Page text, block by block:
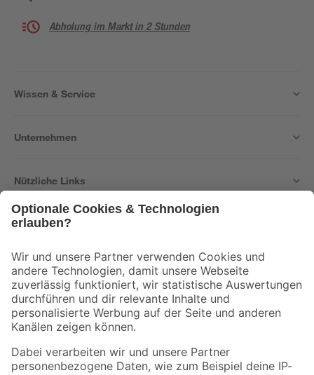
Abholung im Markt in 2 Stunden
Wissen & Service
Unternehmen
Nützliche Links
Der toom Newsletter: Keine Angebote und Aktionen mehr verpassen!
Zur Newsletter Anmeldung
Folge uns